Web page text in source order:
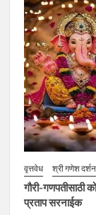
वृत्तवेध श्री गणेश दर्शन
गौरी-गणपतीसाठी
प्रताप सरनाईक